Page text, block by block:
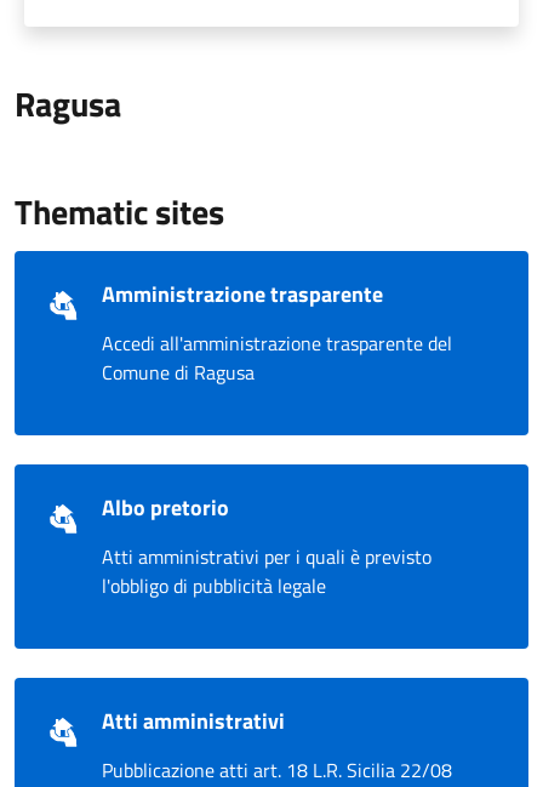
Ragusa
Thematic sites
Amministrazione trasparente
Accedi all'amministrazione trasparente del
Comune di Ragusa
Albo pretorio
Atti amministrativi per i quali è previsto
l'obbligo di pubblicità legale
Atti amministrativi
Pubblicazione atti art. 18 L.R. Sicilia 22/08